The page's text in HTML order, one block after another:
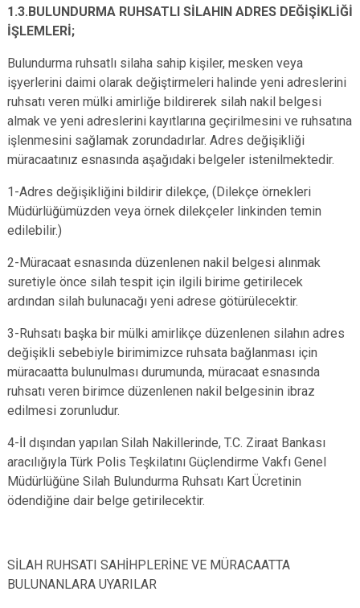
1.3.BULUNDURMA RUHSATLI SİLAHIN ADRES DEĞİŞİKLİĞİ
İŞLEMLERİ;
Bulundurma ruhsatlı silaha sahip kişiler, mesken veya
işyerlerini daimi olarak değiştirmeleri halinde yeni adreslerini
ruhsatı veren mülki amirliğe bildirerek silah nakil belgesi
almak ve yeni adreslerini kayıtlarına geçirilmesini ve ruhsatına
işlenmesini sağlamak zorundadırlar. Adres değişikliği
müracaatınız esnasında aşağıdaki belgeler istenilmektedir.
1-Adres değişikliğini bildirir dilekçe, (Dilekçe örnekleri
Müdürlüğümüzden veya örnek dilekçeler linkinden temin
edilebilir.)
2-Müracaat esnasında düzenlenen nakil belgesi alınmak
suretiyle önce silah tespit için ilgili birime getirilecek
ardından silah bulunacağı yeni adrese götürülecektir.
3-Ruhsatı başka bir mülki amirlikçe düzenlenen silahın adres
değişikli sebebiyle birimimizce ruhsata bağlanması için
müracaatta bulunulması durumunda, müracaat esnasında
ruhsatı veren birimce düzenlenen nakil belgesinin ibraz
edilmesi zorunludur.
4-İl dışından yapılan Silah Nakillerinde, T.C. Ziraat Bankası
aracılığıyla Türk Polis Teşkilatını Güçlendirme Vakfı Genel
Müdürlüğüne Silah Bulundurma Ruhsatı Kart Ücretinin
ödendiğine dair belge getirilecektir.
SİLAH RUHSATI SAHİHPLERİNE VE MÜRACAATTA
BULUNANLARA UYARILAR